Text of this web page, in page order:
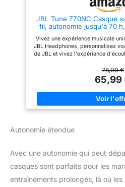
le compagnon idéal de votre
quotidien Répondez facilement
aux appels en cliquant sur les
boutons situés sur le casque.
qualité le WH-CH520 vous
permet de passer des appels
de manière audible même dans
JBL Tune 770NC Casque
fil, autonomie jusqu'à 70
Vivez une expérience musicale
JBL Headphones, personnalisez
de JBL et vivez l'expérience
recharge rapide ; bénéficiez de 3
en 5 min ou avec le câble USB-C
seulement Plongez-vous dans
Bruit Adaptative vous isole des
tandis que Smart Ambient
environnants et les voix Un
partout et écouter votre musique à
avertissement, 1 x
78,00 €
65,99
Autonomie étendue
Avec une autonomie qui peut
casques sont parfaits pour les
entraînements prolongés, là où